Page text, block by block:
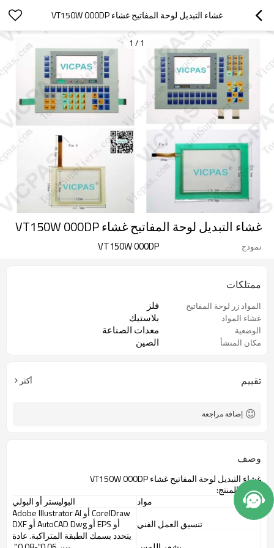
غشاء التبديل لوحة المفاتيح غشاء VT150W 000DP
1
/
1
غشاء التبديل لوحة المفاتيح غشاء VT150W 000DP
نموذج VT150W 000DP
ممتلكات
المواد زر لوحة المفاتيح فلز
غشاء المواد بلاستيك
الوضعية معدات الصناعة
مكان المنشأ الصين
تقييم أكثر
إضافة مراجعة
وصف
غشاء التبديل لوحة المفاتيح غشاء VT150W 000DP
وصف المنتج:
مواد
البوليستر أو البولي
تنسيق العمل الفني
CorelDraw أو Adobe Illustrator AI
أو EPS أو AutoCAD Dwg أو DXF
يتحدد بسمك الطبقة المتراكبة. عادة